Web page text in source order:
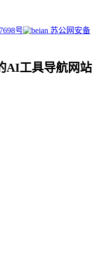
号
苏公网安备
AI工具导航网站